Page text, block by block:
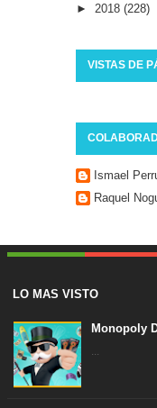
► 2018 (228)
VISTAS DE
Ismael
Raquel
LO MAS VISTO
Monopoly
...